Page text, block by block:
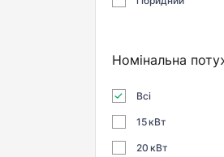
Номінальна
Всі
15 кВт
20 кВт